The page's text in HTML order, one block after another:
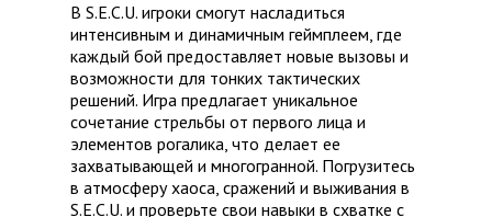
В S.E.C.U. игроки смогут насладиться
интенсивным и динамичным геймплеем, где
каждый бой предоставляет новые вызовы и
возможности для тонких тактических
решений. Игра предлагает уникальное
сочетание стрельбы от первого лица и
элементов рогалика, что делает ее
захватывающей и многогранной. Погрузитесь
в атмосферу хаоса, сражений и выживания в
S.E.C.U. и проверьте свои навыки в схватке с